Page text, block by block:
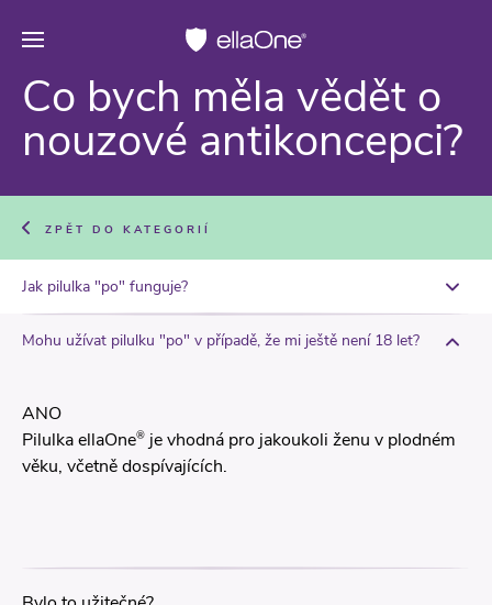
Co bych měla vědět o
nouzové antikoncepci?
ZPĚT DO KATEGORIÍ
Jak pilulka "po" funguje?
Mohu užívat pilulku "po" v případě, že mi ještě není 18 let?
ANO
Pilulka ellaOne® je vhodná pro jakoukoli ženu v plodném
věku, včetně dospívajících.